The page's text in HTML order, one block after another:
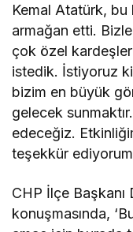
Kemal Atatürk, bu
armağan etti.
çok özel
istedik. İstiyoruz
bizim en büyük
gelecek
edeceğiz.
teşekkür
CHP İlçe Başkanı
konuşmasında,